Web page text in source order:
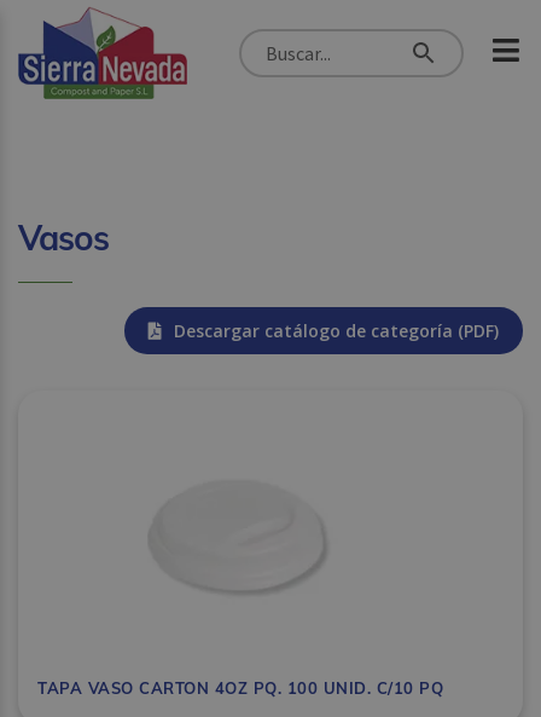
Vasos
Descargar catálogo de categoría (PDF)
TAPA VASO CARTON 4OZ PQ. 100 UNID. C/10 PQ